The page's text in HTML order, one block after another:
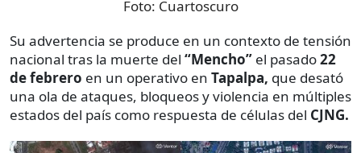
Foto: Cuartoscuro
Su advertencia se produce en un contexto de tensión
nacional tras la muerte del “Mencho” el pasado22
de febrero en un operativo en Tapalpa, que desató
una ola de ataques, bloqueos y violencia en múltiples
estados del país como respuesta de células del CJNG.